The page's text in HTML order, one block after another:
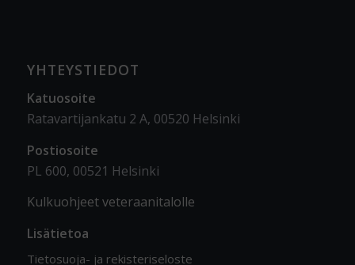
YHTEYSTIEDOT
Katuosoite
Ratavartijankatu 2 A, 00520 Helsinki
Postiosoite
PL 600, 00521 Helsinki
Kulkuohjeet veteraanitalolle
Lisätietoa
Tietosuoja- ja rekisteriseloste